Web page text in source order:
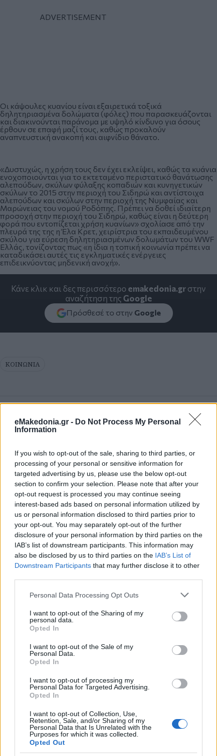
eMakedonia.gr - Do Not Process My Personal
Information
If you wish to opt-out of the sale, sharing to third parties, or
processing of your personal or sensitive information for
targeted advertising by us, please use the below opt-out
section to confirm your selection. Please note that after your
opt-out request is processed you may continue seeing
interest-based ads based on personal information utilized by
us or personal information disclosed to third parties prior to
your opt-out. You may separately opt-out of the further
disclosure of your personal information by third parties on the
IAB’s list of downstream participants. This information may
also be disclosed by us to third parties on the IAB’s List of
Downstream Participants that may further disclose it to other
Please note that this website/app uses one or more Google
not limited to your visit or usage behaviour. You may click to
grant or deny consent to Google and its third-party tags to
use your data for below specified purposes in below Google
consent section.
Personal Data Processing Opt Outs
I want to opt-out of the Sharing of my
personal data.
Opted In
I want to opt-out of the Sale of my
Personal Data.
Opted In
I want to opt-out of processing my
Personal Data for Targeted Advertising.
Opted In
I want to opt-out of Collection, Use,
Retention, Sale, and/or Sharing of my
Personal Data that Is Unrelated with the
Purposes for which it was collected.
Opted Out
Οι κάψουλες κυανίου είναι εξαιρετικά τοξικά
δηλητηριασμένα δολώματα (φόλες) που παρασκευάζονται
και διακινούνται παράνομα με υψηλό κίνδυνο για όσους
έρθουν σε επαφή μαζί τους, καθώς προκαλούν
αναπνευστική ανακοπή και αιφνίδιο θάνατο.
«Δυστυχώς, η χρήση τους δεν έχει εκλείψει, καθώς τα κυάνια
ενοχοποιούνται για το εκτεταμένο περιστατικό θανάτωσης
αλεπούδων, σκύλων φύλαξης κοπαδιών και κυνηγετικών
σκύλων το 2015 στην περιοχή του Σιδηρώ και αντίστοιχα
αλεπούδων και σκύλων στην περιοχή της Νυμφαίας και
Μαρώνειας του νομού Ροδόπης. Πρέπει να δοθεί ιδιαίτερη
προσοχή στην περιοχή του Σιδηρώ, καθώς είναι η δεύτερη
φορά που εντοπίζεται χρήση κυανίων» σχολίασε από την
πλευρά της της η Έλα Κρετ, χειρίστρια του εκπαιδευμένου
σκύλου για εύρεση δηλητηριασμένων δολωμάτων του WWF
Ελλάς, τονίζοντας πως «η ίδια η τοπική κοινωνία πρέπει να
καταδικάσει αυτές τις εγκληματικές ενέργειες
επιδεικνύοντας μηδενική ανοχή».
Κάνε κλικ και δες περισσότερο emakedonia.grστην
αναζήτηση της Google
Πρόσθεσέ το στην Google
ΚΟΙΝΩΝΙΑ